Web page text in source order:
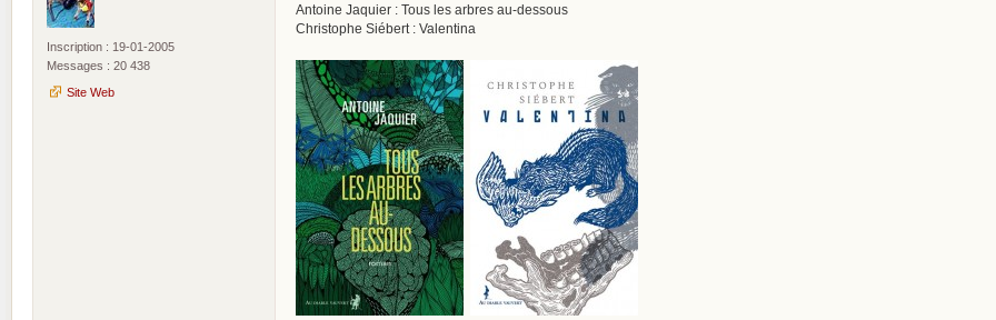
Inscription : 19-01-2005
Messages : 20 438
Site Web
Antoine Jaquier : Tous les arbres au-dessous
Christophe Siébert : Valentina